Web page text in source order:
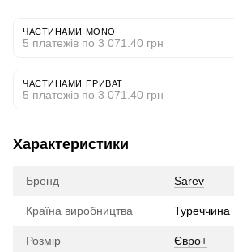
ЧАСТИНАМИ MONO
5 платежів по 3 071.40 грн
ЧАСТИНАМИ ПРИВАТ
5 платежів по 3 071.40 грн
Характеристики
Бренд Sarev
Країна виробництва Туреччина
Розмір Євро+